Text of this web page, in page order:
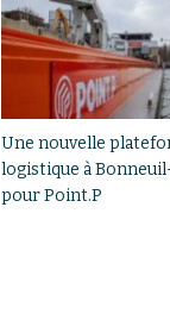
Une nouvelle
logistique à
pour Point.P